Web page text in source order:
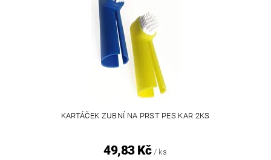
KARTÁČEK ZUBNÍ NA PRST PES KAR 2KS
49,83 Kč / ks